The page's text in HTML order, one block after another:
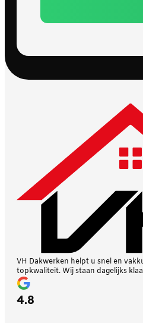
VH Dakwerken helpt u snel en
topkwaliteit. Wij staan dagelijks
4.8